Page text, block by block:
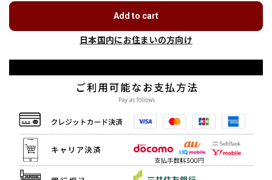
Add to cart
日本国内にお住まいの方向け